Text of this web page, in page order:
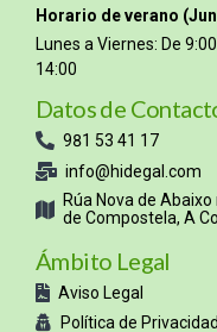
Horario de verano
Lunes a Viernes: De
14:00
Datos de
981 53 41 17
info@hidegal.com
Rúa Nova de
de Compostela, A
Ámbito Legal
Aviso Legal
Política de Privacidad